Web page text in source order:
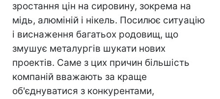
зростання цін на сировину, зокрема на
мідь, алюміній і нікель. Посилює ситуацію
і виснаження багатьох родовищ, що
змушує металургів шукати нових
проектів. Саме з цих причин більшість
компаній вважають за краще
об'єднуватися з конкурентами,